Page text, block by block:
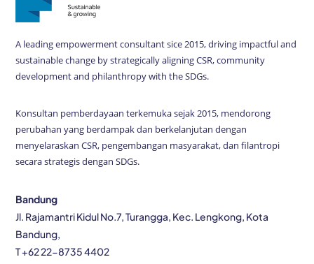
A leading empowerment consultant sice 2015, driving impactful and
sustainable change by strategically aligning CSR, community
development and philanthropy with the SDGs.
Konsultan pemberdayaan terkemuka sejak 2015, mendorong
perubahan yang berdampak dan berkelanjutan dengan
menyelaraskan CSR, pengembangan masyarakat, dan filantropi
secara strategis dengan SDGs.
Bandung
Jl. Rajamantri Kidul No.7, Turangga, Kec. Lengkong, Kota
Bandung,
T +62 22-8735 4402